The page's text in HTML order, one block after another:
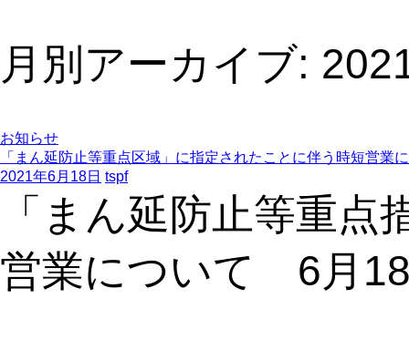
月別アーカイブ:
お知らせ
「まん延防止等重点区域」に指定されたことに伴う時短営
2021年6月18日 tspf
「まん延防止等重
営業について 6月